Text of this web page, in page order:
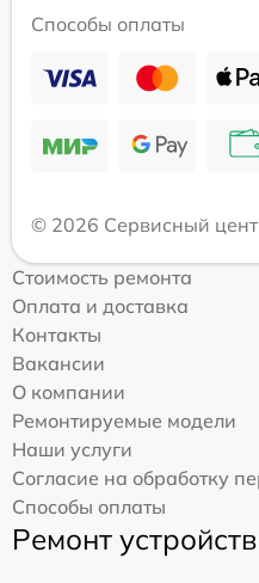
Способы оплаты
© 2026 Сервисный
Стоимость ремонта
Оплата и доставка
Контакты
Вакансии
О компании
Ремонтируемые модели
Наши услуги
Согласие на обработку
Способы оплаты
Ремонт устройств